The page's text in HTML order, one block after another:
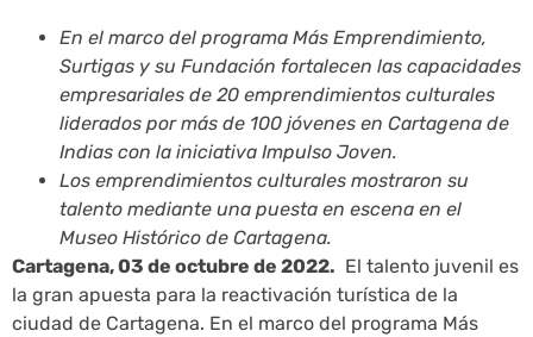
En el marco del programa Más Emprendimiento,
Surtigas y su Fundación fortalecen las capacidades
empresariales de 20 emprendimientos culturales
liderados por más de 100 jóvenes en Cartagena de
Indias con la iniciativa Impulso Joven.
Los emprendimientos culturales mostraron su
talento mediante una puesta en escena en el
Museo Histórico de Cartagena.
Cartagena, 03 de octubre de 2022. El talento juvenil es
la gran apuesta para la reactivación turística de la
ciudad de Cartagena. En el marco del programa Más